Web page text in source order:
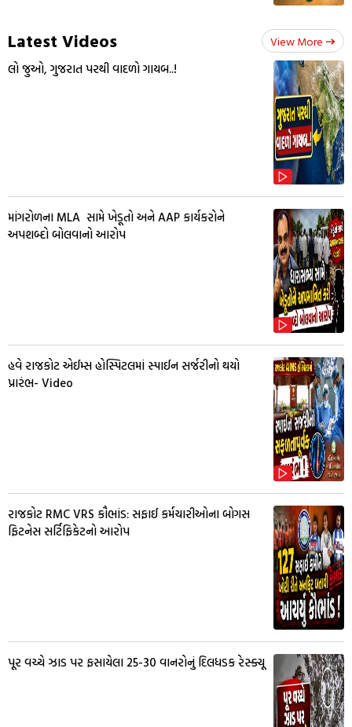
Latest Videos View More
લો જુઓ, ગુજરાત પરથી વાદળો ગાયબ..!
માંગરોળના MLA સામે ખેડૂતો અને AAP કાર્યકરોને
અપશબ્દો બોલવાનો આરોપ
હવે રાજકોટ એઈમ્સ હોસ્પિટલમાં સ્પાઈન સર્જરીનો થયો
પ્રારંભ- Video
રાજકોટ RMC VRS કૌભાંડ: સફાઈ કર્મચારીઓના બોગસ
ફિટનેસ સર્ટિફિકેટનો આરોપ
પૂર વચ્ચે ઝાડ પર ફસાયેલા 25-30 વાનરોનું દિલધડક રેસ્ક્યૂ